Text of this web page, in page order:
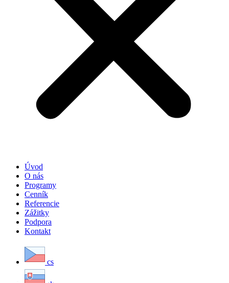
Úvod
O nás
Programy
Cenník
Referencie
Zážitky
Podpora
Kontakt
cs